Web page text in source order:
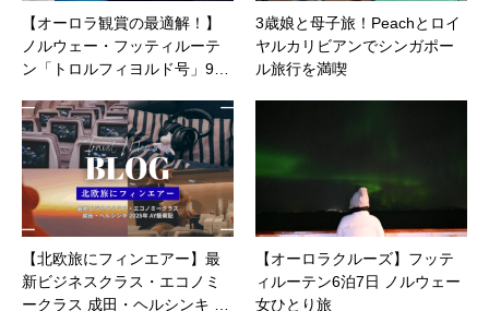
【オーロラ観賞の最適解！】
ノルウェー・フッティルーテ
ン「トロルフィヨルド号」9…
3歳娘と母子旅！Peachとロイ
ヤルカリビアンでシンガポー
ル旅行を満喫
【北欧旅にフィンエアー】最
新ビジネスクラス・エコノミ
ークラス 成田・ヘルシンキ …
【オーロラクルーズ】フッテ
ィルーテン6泊7日 ノルウェー
女ひとり旅